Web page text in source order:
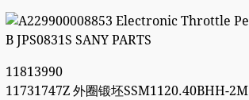
11813990
11731747Z 外圈锻坯SSM1120.40BHH-2M